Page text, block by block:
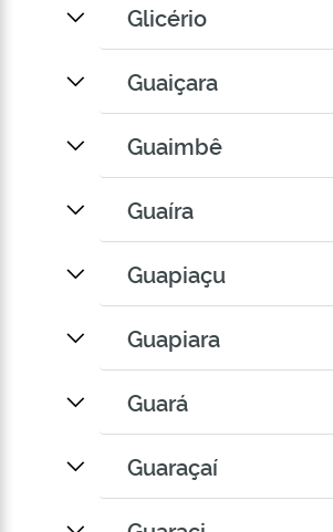
Glicério
Guaiçara
Guaimbê
Guaíra
Guapiaçu
Guapiara
Guará
Guaraçaí